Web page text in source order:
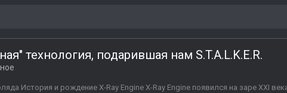
технология, подарившая нам S.T.A.L.K.E.R.
История и рождение X-Ray Engine X-Ray Engine появился на заре XXI